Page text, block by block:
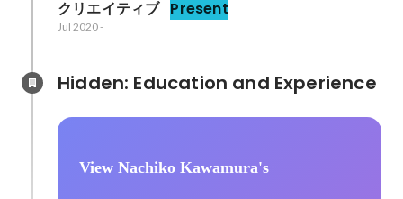
クリエイティブ Present
Jul 2020-
View Nachiko Kawamura's